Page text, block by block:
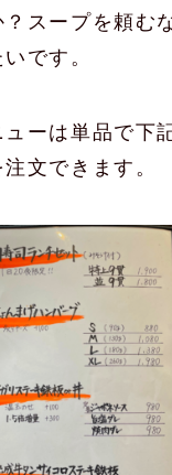
スープを頼む
です。
ーは単品で下
文できます。